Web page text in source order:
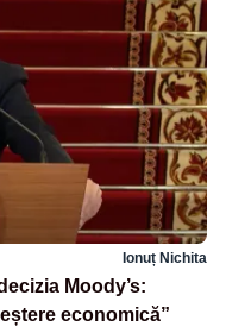
Ionuț Nichita
Moody’s:
economică”